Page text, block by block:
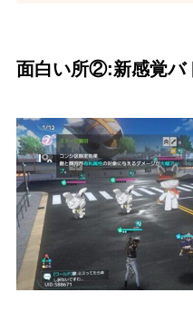
面白い所②:新感覚バ